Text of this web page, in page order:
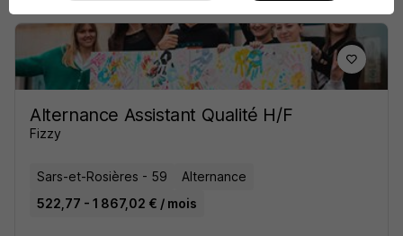
Alternance Assistant Qualité H/F
Fizzy
Sars-et-Rosières - 59
Alternance
522,77 - 1 867,02 € / mois